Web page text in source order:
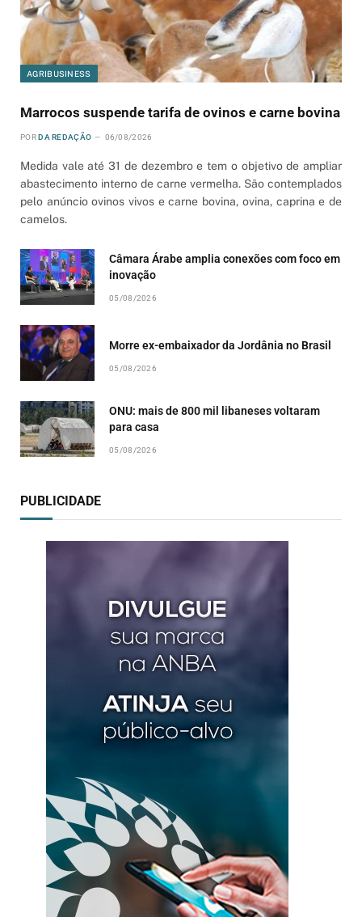
AGRIBUSINESS
Marrocos suspende tarifa de ovinos e carne bovina
POR DA REDAÇÃO 06/08/2026
Medida vale até 31 de dezembro e tem o objetivo de ampliar
abastecimento interno de carne vermelha. São contemplados
pelo anúncio ovinos vivos e carne bovina, ovina, caprina e de
camelos.
Câmara Árabe amplia conexões com foco em
inovação
05/08/2026
Morre ex-embaixador da Jordânia no Brasil
05/08/2026
ONU: mais de 800 mil libaneses voltaram
para casa
05/08/2026
PUBLICIDADE